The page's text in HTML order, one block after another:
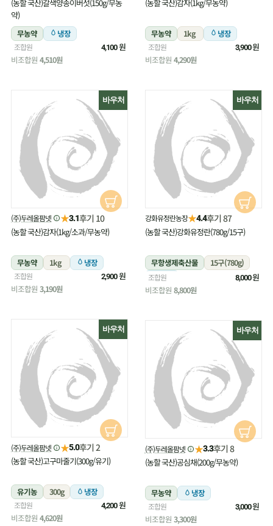
(농할 국산)갈색양송이버섯(150g/무농
약)
무농약
냉장
조합원 4,100원
비조합원 4,510원
(농할 국산)감자(1kg/무농약)
무농약 1kg 냉장
조합원 3,900원
비조합원 4,290원
바우처
(주)두레올팜넷 ★3.1후기 10
(농할 국산)감자(1kg/소과/무농약)
무농약 1kg 냉장
조합원 2,900원
비조합원 3,190원
바우처
강화유정란농장★4.4후기 87
(농할 국산)강화유정란(780g/15구)
무항생제축산물
15구(780g)
냉장
조합원 8,000원
비조합원 8,800원
바우처
(주)두레올팜넷 ★5.0후기 2
(농할 국산)고구마줄기(300g/유기)
유기농 300g 냉장
조합원 4,200원
비조합원 4,620원
바우처
(주)두레올팜넷 ★3.3후기 8
(농할 국산)공심채(200g/무농약)
무농약 냉장
조합원 3,000원
비조합원 3,300원